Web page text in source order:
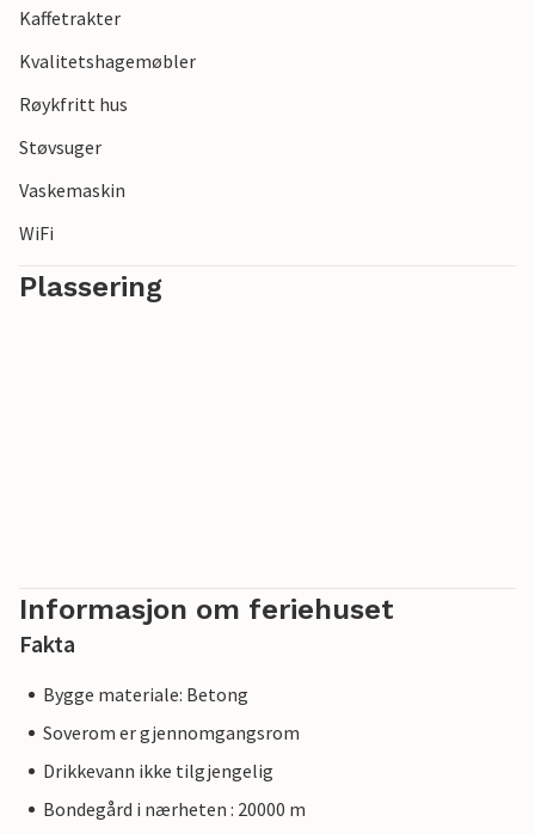
Kaffetrakter
Kvalitetshagemøbler
Røykfritt hus
Støvsuger
Vaskemaskin
WiFi
Plassering
Informasjon om feriehuset
Fakta
Bygge materiale: Betong
Soverom er gjennomgangsrom
Drikkevann ikke tilgjengelig
Bondegård i nærheten : 20000 m